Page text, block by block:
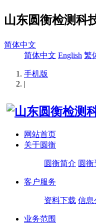
山东圆衡检测科
简体中文
简体中文 English 繁
手机版
|
网站首页
关于圆衡
圆衡简介 圆
客户服务
资料下载 信息
业务范围